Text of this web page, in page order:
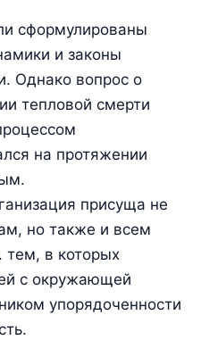
сформулированы
и законы
Однако вопрос о
тепловой смерти
на протяжении
присуща не
но также и всем
тем, в которых
с окружающей
упорядоченности